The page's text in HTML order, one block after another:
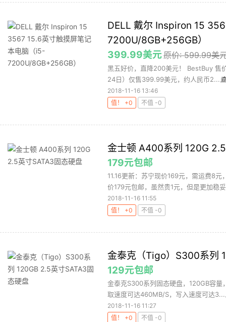
DELL 戴尔 Inspiron 15
7200U/8GB+256GB）
399.99美元原价: 599.99美
黑五好价，直降200美元！ BestBuy 售
24日）仅售399.99美元，约人民币2...
2018-11-16 13:46
值！ +0
不值 -0
金士顿 A400系列 120G
179元包邮
11.16更新：苏宁现价169元，需运费8
价179元包邮，虽然贵1元，但是更加稳
2018-11-16 11:55
值！ +0
不值 -0
金泰克（Tigo）S300系列
129元包邮
金泰克S300系列固态硬盘，120GB容
取速度可达460MB/S，写入速度可达3...
2018-11-16 11:27
值！ +0
不值 -0